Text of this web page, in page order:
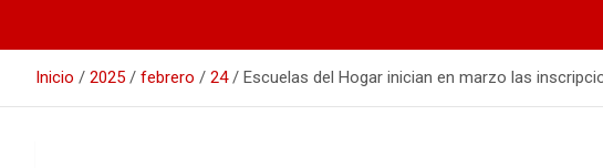
Inicio 2025 febrero 24 Escuelas del Hogar inician en marzo las